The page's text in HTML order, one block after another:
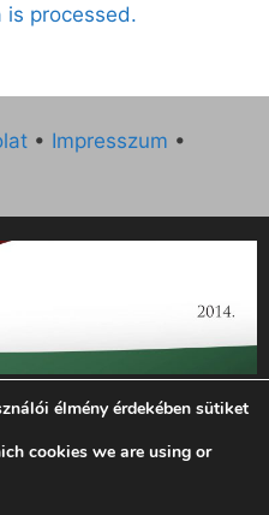
is processed.
• Impresszum •
2014. évi működésének
14-P-0121 sz. támogatási
Ft összegben támogatta az
Minisztériuma.”
élmény érdekében sütiket
cookies we are using or